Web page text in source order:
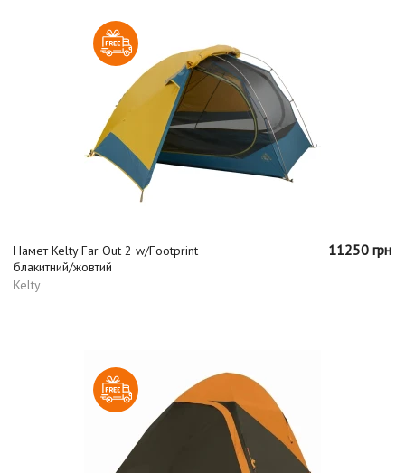
Намет Kelty Far Out 2 w/Footprint
блакитний/жовтий
Kelty
11250 грн